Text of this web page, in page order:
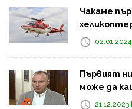
Чакаме
02.01.2024
Първият
може да
21.12.2023